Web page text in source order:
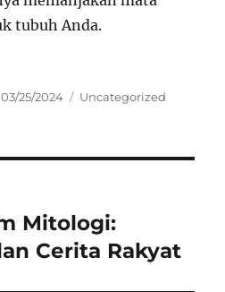
tubuh Anda.
Posted
03/25/2024 Categories
Uncategorized
Mitologi:
Cerita Rakyat